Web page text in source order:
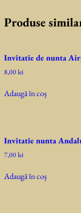
Produse
Invitatie de nunta
8,00lei
Adaugă în coș
Invitatie nunta
7,00lei
Adaugă în coș